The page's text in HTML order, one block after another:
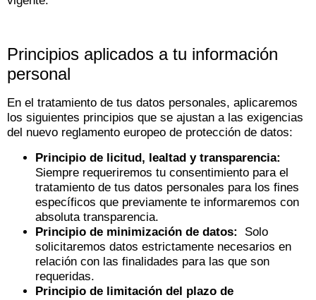
Principios aplicados a tu información
personal
En el tratamiento de tus datos personales, aplicaremos
los siguientes principios que se ajustan a las exigencias
del nuevo reglamento europeo de protección de datos:
Principio de licitud, lealtad y transparencia:
Siempre requeriremos tu consentimiento para el
tratamiento de tus datos personales para los fines
específicos que previamente te informaremos con
absoluta transparencia.
Principio de minimización de datos:
Solo
solicitaremos datos estrictamente necesarios en
relación con las finalidades para las que son
requeridas.
Principio de limitación del plazo de